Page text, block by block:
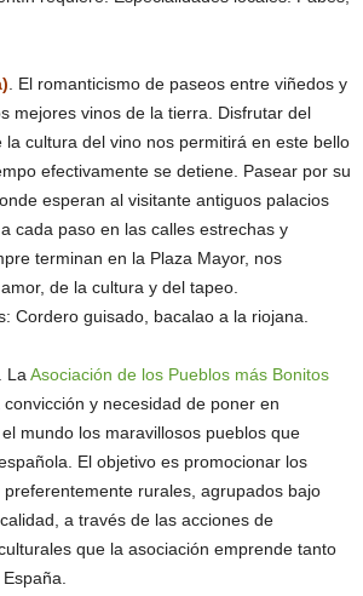
. El romanticismo de paseos entre viñedos y
mejores vinos de la tierra. Disfrutar del
cultura del vino nos permitirá en este bello
efectivamente se detiene. Pasear por su
esperan al visitante antiguos palacios
cada paso en las calles estrechas y
terminan en la Plaza Mayor, nos
de la cultura y del tapeo.
Cordero guisado, bacalao a la riojana.
La Asociación de los Pueblos más Bonitos
convicción y necesidad de poner en
mundo los maravillosos pueblos que
El objetivo es promocionar los
rurales, agrupados bajo
a través de las acciones de
que la asociación emprende tanto